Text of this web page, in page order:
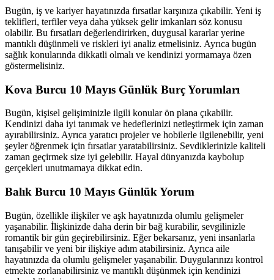
Bugün, iş ve kariyer hayatınızda fırsatlar karşınıza çıkabilir. Yeni iş
teklifleri, terfiler veya daha yüksek gelir imkanları söz konusu
olabilir. Bu fırsatları değerlendirirken, duygusal kararlar yerine
mantıklı düşünmeli ve riskleri iyi analiz etmelisiniz. Ayrıca bugün
sağlık konularında dikkatli olmalı ve kendinizi yormamaya özen
göstermelisiniz.
Kova Burcu 10 Mayıs Günlük Burç Yorumları
Bugün, kişisel gelişiminizle ilgili konular ön plana çıkabilir.
Kendinizi daha iyi tanımak ve hedeflerinizi netleştirmek için zaman
ayırabilirsiniz. Ayrıca yaratıcı projeler ve hobilerle ilgilenebilir, yeni
şeyler öğrenmek için fırsatlar yaratabilirsiniz. Sevdiklerinizle kaliteli
zaman geçirmek size iyi gelebilir. Hayal dünyanızda kaybolup
gerçekleri unutmamaya dikkat edin.
Balık Burcu 10 Mayıs Günlük Yorum
Bugün, özellikle ilişkiler ve aşk hayatınızda olumlu gelişmeler
yaşanabilir. İlişkinizde daha derin bir bağ kurabilir, sevgilinizle
romantik bir gün geçirebilirsiniz. Eğer bekarsanız, yeni insanlarla
tanışabilir ve yeni bir ilişkiye adım atabilirsiniz. Ayrıca aile
hayatınızda da olumlu gelişmeler yaşanabilir. Duygularınızı kontrol
etmekte zorlanabilirsiniz ve mantıklı düşünmek için kendinizi